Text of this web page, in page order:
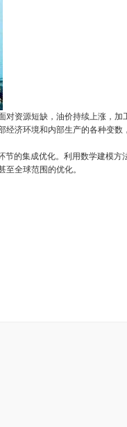
资源短缺，油价持续上涨，加
济环境和内部生产的各种变数
的集成优化。利用数学建模方
全球范围的优化。